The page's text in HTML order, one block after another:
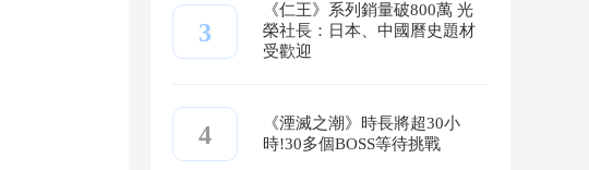
3
《仁王》系列銷量破800萬 光
榮社長：日本、中國曆史題材
受歡迎
4
《湮滅之潮》時長將超30小
時!30多個BOSS等待挑戰